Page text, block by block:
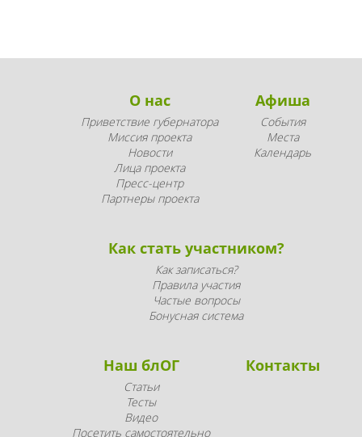
О нас
Приветствие губернатора
Миссия проекта
Новости
Лица проекта
Пресс-центр
Партнеры проекта
Афиша
События
Места
Календарь
Как стать участником?
Как записаться?
Правила участия
Частые вопросы
Бонусная система
Наш блОГ
Статьи
Тесты
Видео
Посетить самостоятельно
Контакты